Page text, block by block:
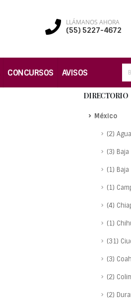
LLÁMANOS AHORA
(55) 5227-4672
CONCURSOS AVISOS
DIRECTORIO
México
(2)
(3)
(1)
(1)
(4)
(1)
(31)
(3)
(2)
(2)